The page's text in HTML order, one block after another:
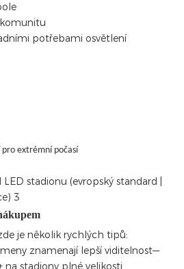
potřebami osvětlení
pro extrémní počasí
je několik rychlých tipů:
znamenají lepší viditelnost—
na stadiony plné velikosti.